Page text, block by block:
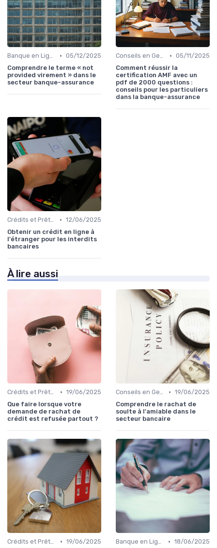
Banque en Ligne et Mobile • 05/12/2025
Comprendre le terme « not
provided virement » dans le
secteur banque-assurance
Conseils en Gestion de Patrimoine • 05/11/2025
Comment réussir la
certification AMF avec un
pdf de 2000 questions :
conseils pour les particuliers
dans la banque-assurance
Crédits et Prêts Personnels • 12/06/2025
Obtenir un crédit en ligne à
l'étranger pour les interdits
bancaires
À lire aussi
Crédits et Prêts Personnels • 19/06/2025
Que faire lorsque votre
demande de rachat de
crédit est refusée partout ?
Conseils en Gestion de Patrimoine • 19/06/2025
Comprendre le rachat de
soulte à l'amiable dans le
secteur bancaire
Crédits et Prêts Personnels • 19/06/2025
Banque en Ligne et Mobile • 18/06/2025